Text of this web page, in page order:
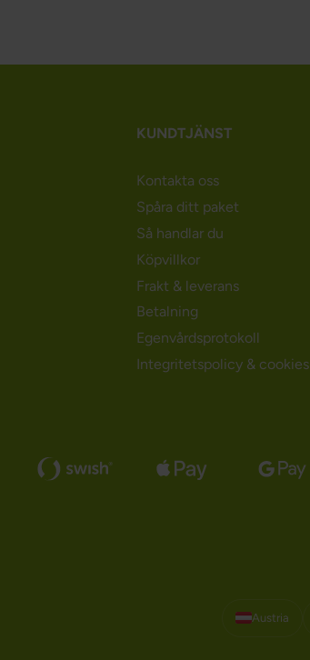
KUNDTJÄNST
Kontakta oss
Spåra ditt paket
Så handlar du
Köpvillkor
Frakt & leverans
Betalning
Egenvårdsprotokoll
Integritetspolicy & cookies
Austria